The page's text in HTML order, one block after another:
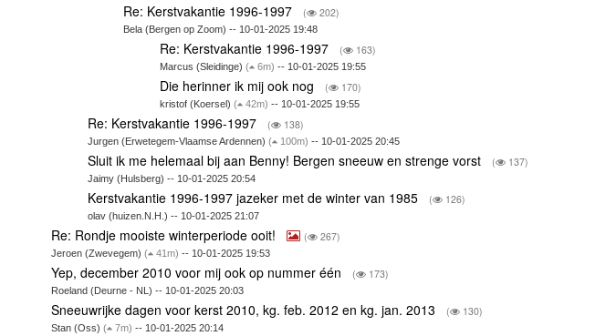
Re: Kerstvakantie 1996-1997 ( 202)
Bela (Bergen op Zoom) -- 10-01-2025 19:48
Re: Kerstvakantie 1996-1997 ( 163)
Marcus (Sleidinge) ( 6m) -- 10-01-2025 19:55
Die herinner ik mij ook nog ( 170)
kristof (Koersel) ( 42m) -- 10-01-2025 19:55
Re: Kerstvakantie 1996-1997 ( 138)
Jurgen (Erwetegem-Vlaamse Ardennen) ( 100m) -- 10-01-2025 20:45
Sluit ik me helemaal bij aan Benny! Bergen sneeuw en strenge vorst ( 137)
Jaimy (Hulsberg) -- 10-01-2025 20:54
Kerstvakantie 1996-1997 jazeker met de winter van 1985 ( 126)
olav (huizen.N.H.) -- 10-01-2025 21:07
Re: Rondje mooiste winterperiode ooit! ( 267)
Jeroen (Zwevegem)( 41m) -- 10-01-2025 19:53
Yep, december 2010 voor mij ook op nummer één ( 173)
Roeland (Deurne - NL) -- 10-01-2025 20:03
Sneeuwrijke dagen voor kerst 2010, kg. feb. 2012 en kg. jan. 2013 ( 130)
Stan (Oss)( 7m) -- 10-01-2025 20:14